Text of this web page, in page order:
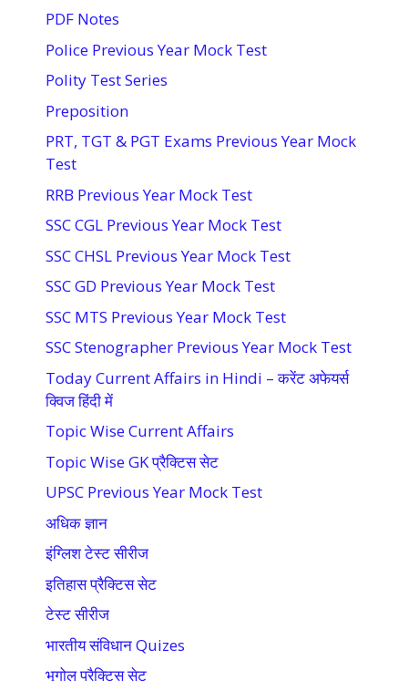
PDF Notes
Police Previous Year Mock Test
Polity Test Series
Preposition
PRT, TGT & PGT Exams Previous Year Mock
Test
RRB Previous Year Mock Test
SSC CGL Previous Year Mock Test
SSC CHSL Previous Year Mock Test
SSC GD Previous Year Mock Test
SSC MTS Previous Year Mock Test
SSC Stenographer Previous Year Mock Test
Today Current Affairs in Hindi – करेंट अफेयर्स
क्विज हिंदी में
Topic Wise Current Affairs
Topic Wise GK प्रैक्टिस सेट
UPSC Previous Year Mock Test
अधिक ज्ञान
इंग्लिश टेस्ट सीरीज
इतिहास प्रैक्टिस सेट
टेस्ट सीरीज
भारतीय संविधान Quizes
भूगोल प्रैक्टिस सेट